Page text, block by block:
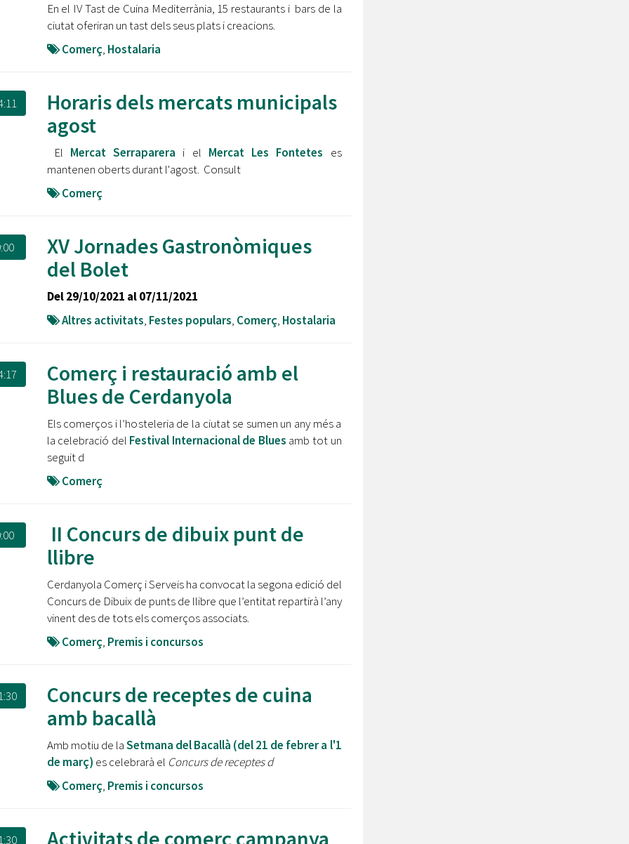
En el IV Tast de Cuina Mediterrània, 15 restaurants i bars de la
ciutat oferiran un tast dels seus plats i creacions.
Comerç, Hostalaria
Horaris dels mercats municipals
agost
El Mercat Serraparera i el Mercat Les Fontetes es
mantenen oberts durant l'agost. Consult
Comerç
XV Jornades Gastronòmiques
del Bolet
Del 29/10/2021 al 07/11/2021
Altres activitats, Festes populars, Comerç, Hostalaria
Comerç i restauració amb el
Blues de Cerdanyola
Els comerços i l’hosteleria de la ciutat se sumen un any més a
la celebració del Festival Internacional de Blues amb tot un
seguit d
Comerç
II Concurs de dibuix punt de
llibre
Cerdanyola Comerç i Serveis ha convocat la segona edició del
Concurs de Dibuix de punts de llibre que l’entitat repartirà l’any
vinent des de tots els comerços associats.
Comerç, Premis i concursos
Concurs de receptes de cuina
amb bacallà
Amb motiu de laSetmana del Bacallà (del 21 de febrer a l'1
de març) es celebrarà el Concurs de receptes d
Comerç, Premis i concursos
Activitats de comerç campanya